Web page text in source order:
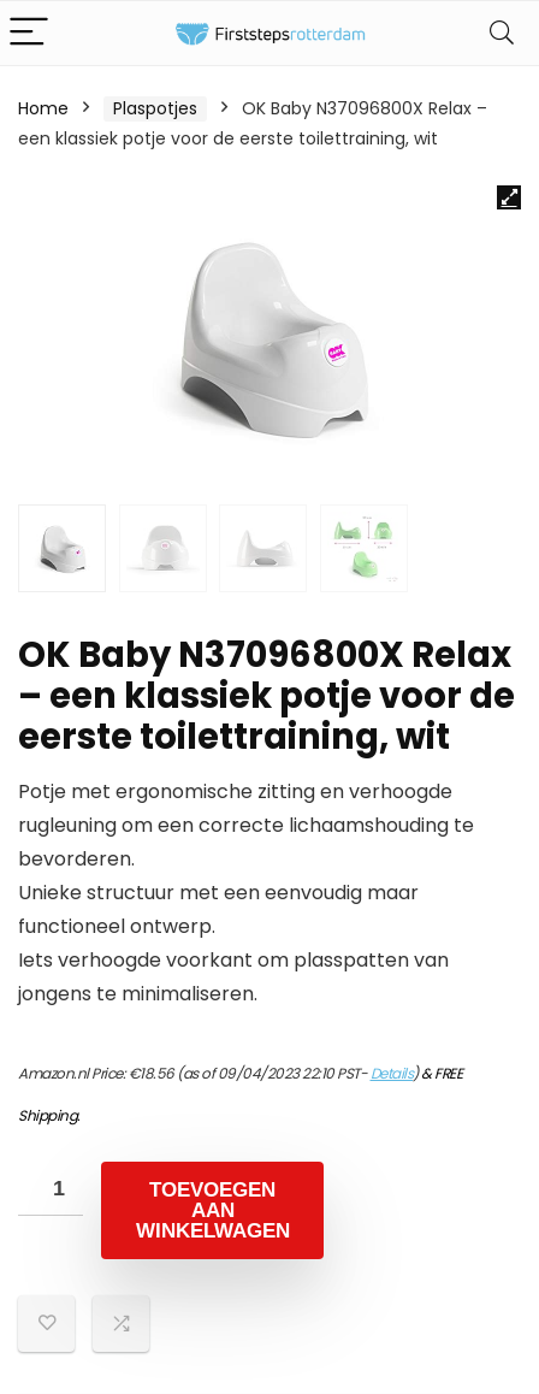
Home Plaspotjes
OK Baby N37096800X Relax –
een klassiek potje voor de eerste toilettraining, wit
OK Baby N37096800X Relax
– een klassiek potje voor de
eerste toilettraining, wit
Potje met ergonomische zitting en verhoogde
rugleuning om een correcte lichaamshouding te
bevorderen.
Unieke structuur met een eenvoudig maar
functioneel ontwerp.
Iets verhoogde voorkant om plasspatten van
jongens te minimaliseren.
Amazon.nl Price:€18.56(as of 09/04/2023 22:10 PST-Details)&FREE
Shipping.
TOEVOEGEN
AAN
WINKELWAGEN